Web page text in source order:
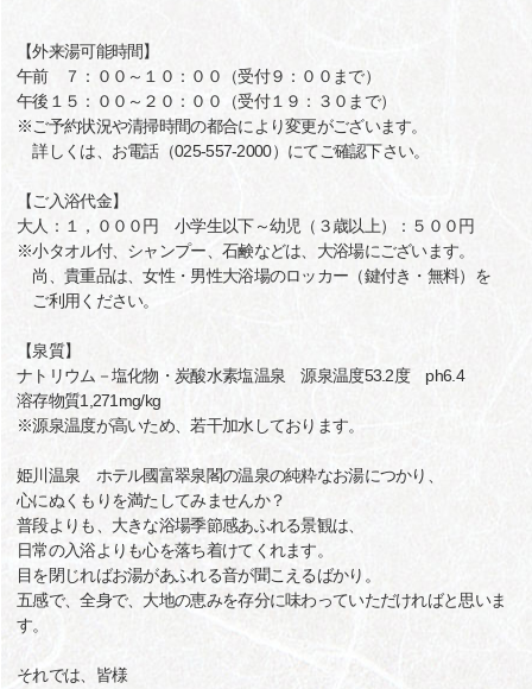
【外来湯可能時間】
午前 ７：００～１０：００（受付９：００まで）
午後１５：００～２０：００（受付１９：３０まで）
※ご予約状況や清掃時間の都合により変更がございます。
詳しくは、お電話（025-557-2000）にてご確認下さい。
【ご入浴代金】
大人：１，０００円 小学生以下～幼児（３歳以上）：５００円
※小タオル付、シャンプー、石鹸などは、大浴場にございます。
尚、貴重品は、女性・男性大浴場のロッカー（鍵付き・無料）を
ご利用ください。
【泉質】
ナトリウム－塩化物・炭酸水素塩温泉 源泉温度53.2度 ph6.4
溶存物質1,271mg/kg
※源泉温度が高いため、若干加水しております。
姫川温泉 ホテル國富翠泉閣の温泉の純粋なお湯につかり、
心にぬくもりを満たしてみませんか？
普段よりも、大きな浴場季節感あふれる景観は、
日常の入浴よりも心を落ち着けてくれます。
目を閉じればお湯があふれる音が聞こえるばかり。
五感で、全身で、大地の恵みを存分に味わっていただければと思いま
す。
それでは、皆様